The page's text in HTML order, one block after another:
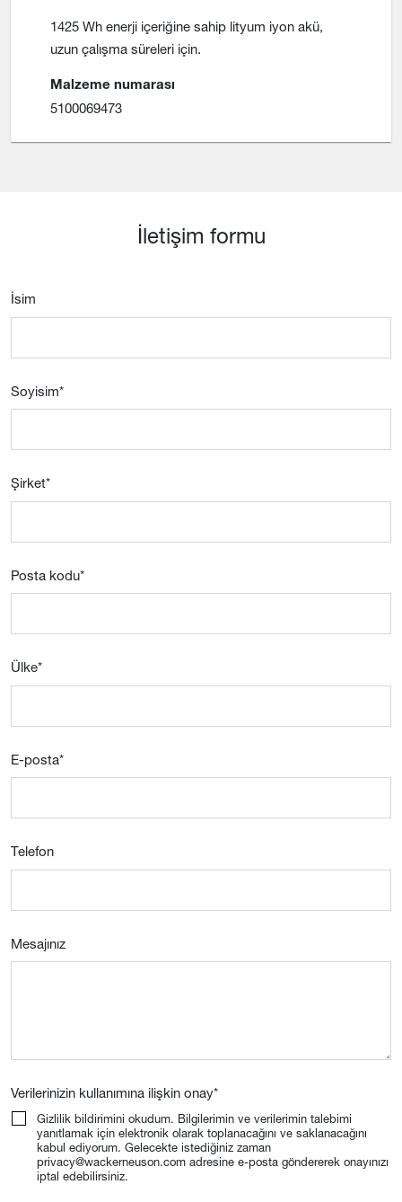
1425 Wh enerji içeriğine sahip lityum iyon akü,
uzun çalışma süreleri için.
Malzeme numarası
5100069473
İletişim formu
İsim
Soyisim*
Şirket*
Posta kodu*
Ülke*
E-posta*
Telefon
Mesajınız
Verilerinizin kullanımına ilişkin onay*
Gizlilik bildirimini okudum. Bilgilerimin ve verilerimin talebimi
yanıtlamak için elektronik olarak toplanacağını ve saklanacağını
kabul ediyorum. Gelecekte istediğiniz zaman
privacy@wackerneuson.com adresine e-posta göndererek onayınızı
iptal edebilirsiniz.